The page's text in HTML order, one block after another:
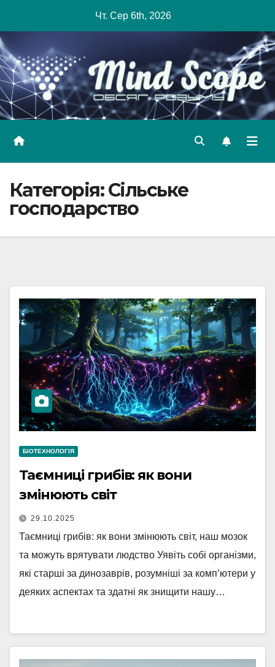
content
Чт. Сер 6th, 2026
Категорія:Сільське
господарство
БІОТЕХНОЛОГІЯ
Таємниці грибів: як вони
змінюють світ
29.10.2025
Таємниці грибів: як вони змінюють світ, наш мозок
та можуть врятувати людство Уявіть собі організми,
які старші за динозаврів, розумніші за комп’ютери у
деяких аспектах та здатні як знищити нашу…